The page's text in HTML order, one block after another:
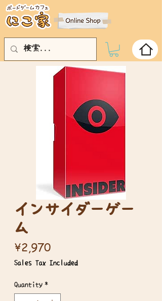
インサイダーゲー
ム
¥2,970Price
Sales Tax Included
Quantity *